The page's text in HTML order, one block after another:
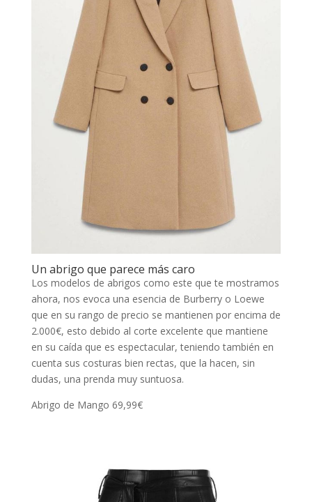
Un abrigo que parece más caro
Los modelos de abrigos como este que te mostramos
ahora, nos evoca una esencia de Burberry o Loewe
que en su rango de precio se mantienen por encima de
2.000€, esto debido al corte excelente que mantiene
en su caída que es espectacular, teniendo también en
cuenta sus costuras bien rectas, que la hacen, sin
dudas, una prenda muy suntuosa.
Abrigo de Mango 69,99€